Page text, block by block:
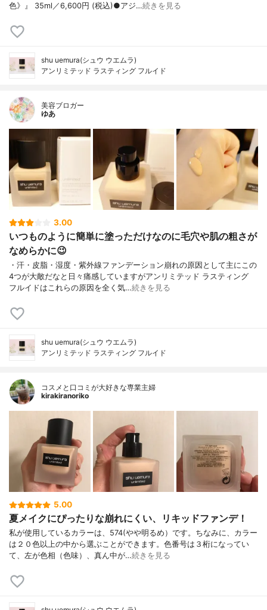
色》』 35ml／6,600円 (税込)●アジ…続きを見る
shu uemura(シュウ ウエムラ)
アンリミテッド ラスティング フルイド
美容ブロガー
ゆあ
3.00
いつものように簡単に塗っただけなのに毛穴や肌の粗さが
なめらかに😉
・汗・皮脂・湿度・紫外線ファンデーション崩れの原因として主にこの
4つが大敵だなと日々痛感していますがアンリミテッド ラスティング
フルイドはこれらの原因を全く気…続きを見る
shu uemura(シュウ ウエムラ)
アンリミテッド ラスティング フルイド
コスメと口コミが大好きな専業主婦
kirakiranoriko
5.00
夏メイクにぴったりな崩れにくい、リキッドファンデ！
私が使用しているカラーは、574(やや明るめ）です。ちなみに、カラー
は２０色以上の中から選ぶことができます。色番号は３桁になってい
て、左が色相（色味）、真ん中が…続きを見る